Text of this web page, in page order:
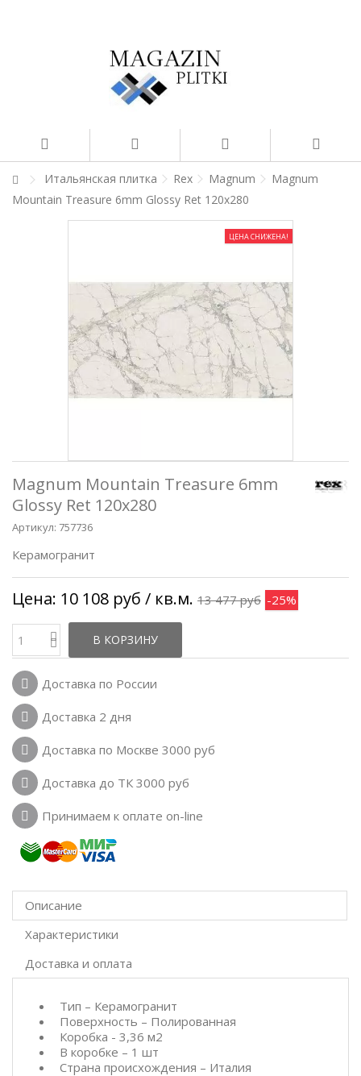
Итальянская плитка Rex Magnum
Magnum
Mountain Treasure 6mm Glossy Ret 120x280
ЦЕНА СНИЖЕНА!
Magnum Mountain Treasure 6mm
Glossy Ret 120x280
Артикул: 757736
Керамогранит
Цена: 10 108 руб / кв.м. 13 477 руб -25%
В КОРЗИНУ
Доставка по России
Доставка 2 дня
Доставка по Москве 3000 руб
Доставка до ТК 3000 руб
Принимаем к оплате on-line
Описание
Характеристики
Доставка и оплата
Тип – Керамогранит
Поверхность – Полированная
Коробка - 3,36 м2
В коробке – 1 шт
Страна происхождения – Италия